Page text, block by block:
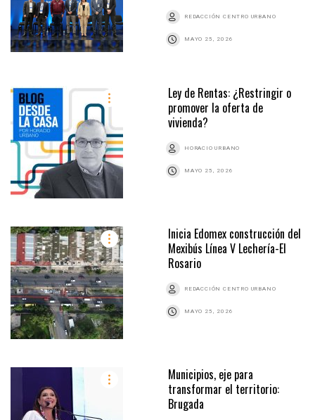
REDACCIÓN CENTRO URBANO
MAYO 25, 2026
Ley de Rentas: ¿Restringir o
promover la oferta de
vivienda?
HORACIO URBANO
MAYO 25, 2026
Inicia Edomex construcción del
Mexibús Línea V Lechería-El
Rosario
REDACCIÓN CENTRO URBANO
MAYO 25, 2026
Municipios, eje para
transformar el territorio:
Brugada